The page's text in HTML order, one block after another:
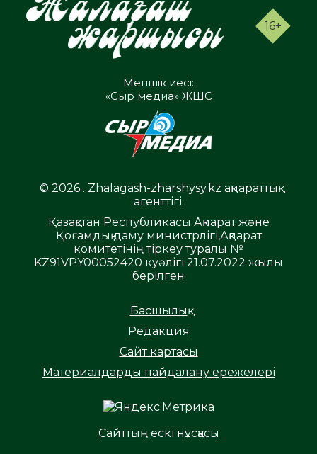
16+
Меншік иесі:
«Сыр медиа» ЖШС
© 2026 . Zhalagash-zharshysy.kz ақпараттық
агенттігі.
Қазақстан Республикасы Ақпарат және
Қоғамдық даму министрлігі,Ақпарат
комитетінің тіркеу туралы №
KZ91VPY00052420 куәлігі 21.07.2022 жылы
берілген
Басшылық
Редакция
Сайт картасы
Материалдарды пайдалану ережелері
Сайттың ескі нұсқасы